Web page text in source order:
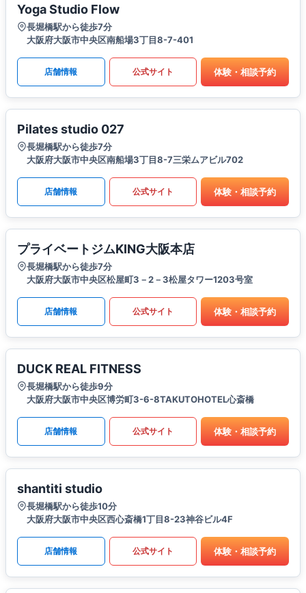
Yoga Studio Flow
長堀橋駅から徒歩7分
大阪府大阪市中央区南船場3丁目8-7-401
店舗情報 公式サイト 体験・相談予約
Pilates studio 027
長堀橋駅から徒歩7分
大阪府大阪市中央区南船場3丁目8-7三栄ムアビル702
店舗情報 公式サイト 体験・相談予約
プライベートジムKING大阪本店
長堀橋駅から徒歩7分
大阪府大阪市中央区松屋町3－2－3松屋タワー1203号室
店舗情報 公式サイト 体験・相談予約
DUCK REAL FITNESS
長堀橋駅から徒歩9分
大阪府大阪市中央区博労町3-6-8TAKUTOHOTEL心斎橋
店舗情報 公式サイト 体験・相談予約
shantiti studio
長堀橋駅から徒歩10分
大阪府大阪市中央区西心斎橋1丁目8-23神谷ビル4F
店舗情報 公式サイト 体験・相談予約